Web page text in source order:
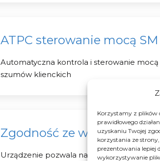
Korzystamy z plików
prawidłowego
uzyskaniu Twojej
korzystania ze
prezentowania lepiej
wykorzystywanie
ATPC sterowanie mocą SM
Automatyczna kontrola i sterowanie
szumów klienckich
Zgodność ze wszystkimi
Urządzenie pozwala na podłączanie